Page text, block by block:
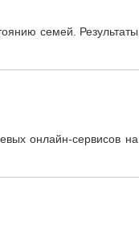
семей. Результаты
онлайн-сервисов на